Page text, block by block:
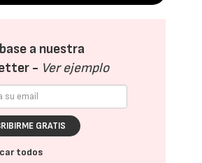
a nuestra
- Ver ejemplo
GRATIS
todos